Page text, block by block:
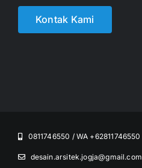
Kontak Kami
0811746550 / WA +62811746550
desain.arsitek.jogja@gmail.com